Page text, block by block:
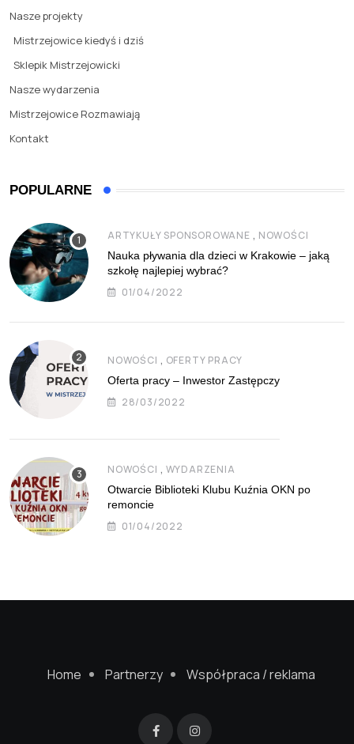
Nasze projekty
Mistrzejowice kiedyś i dziś
Sklepik Mistrzejowicki
Nasze wydarzenia
Mistrzejowice Rozmawiają
Kontakt
POPULARNE
ARTYKUŁY SPONSOROWANE , NOWOŚCI
Nauka pływania dla dzieci w Krakowie – jaką
szkołę najlepiej wybrać?
01/04/2022
NOWOŚCI , OFERTY PRACY
Oferta pracy – Inwestor Zastępczy
28/03/2022
NOWOŚCI , WYDARZENIA
Otwarcie Biblioteki Klubu Kuźnia OKN po
remoncie
01/04/2022
Home Partnerzy Współpraca / reklama